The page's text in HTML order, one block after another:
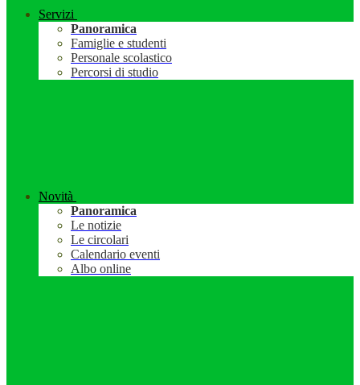
Servizi
Panoramica
Famiglie e studenti
Personale scolastico
Percorsi di studio
Novità
Panoramica
Le notizie
Le circolari
Calendario eventi
Albo online